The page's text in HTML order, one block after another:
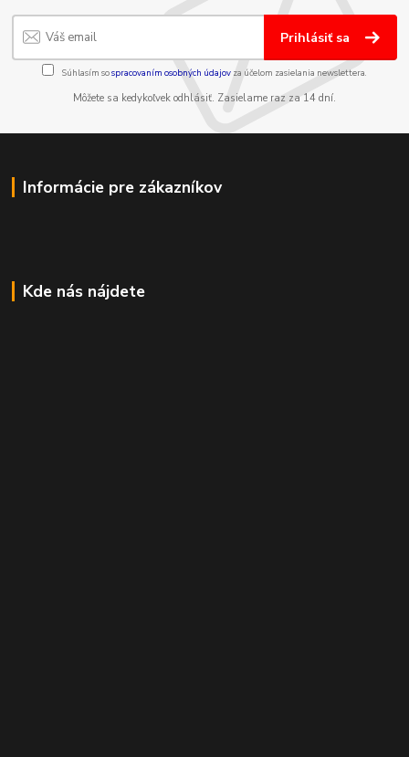
Prihlásiť sa
Súhlasím sospracovaním osobných údajov za účelom zasielania newslettera.
Môžete sa kedykoľvek odhlásiť. Zasielame raz za 14 dní.
Informácie pre zákazníkov
Kde nás nájdete